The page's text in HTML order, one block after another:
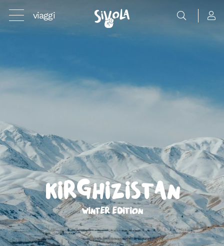
viaggi
Kirghizistan
Winter edition